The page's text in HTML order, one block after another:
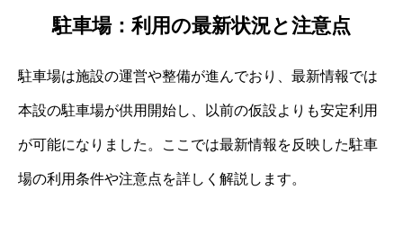
駐車場：利用の最新状況と注意点
駐車場は施設の運営や整備が進んでおり、最新情報では
本設の駐車場が供用開始し、以前の仮設よりも安定利用
が可能になりました。ここでは最新情報を反映した駐車
場の利用条件や注意点を詳しく解説します。